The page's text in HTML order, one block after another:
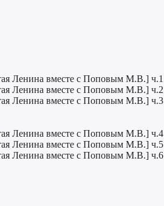
Ленина вместе с Поповым М.В.] ч.1
Ленина вместе с Поповым М.В.] ч.2
Ленина вместе с Поповым М.В.] ч.3
Ленина вместе с Поповым М.В.] ч.4
Ленина вместе с Поповым М.В.] ч.5
Ленина вместе с Поповым М.В.] ч.6